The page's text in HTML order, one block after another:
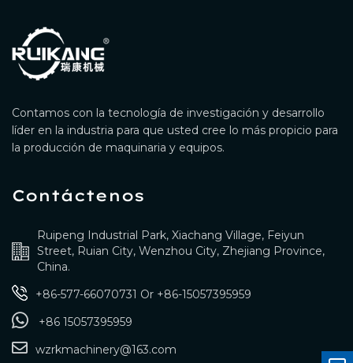
Contamos con la tecnología de investigación y desarrollo
líder en la industria para que usted cree lo más propicio para
la producción de maquinaria y equipos.
Contáctenos
Ruipeng Industrial Park, Xiachang Village, Feiyun
Street, Ruian City, Wenzhou City, Zhejiang Province,
China.
+86-577-66070731 Or +86-15057395959
+86 15057395959
wzrkmachinery@163.com